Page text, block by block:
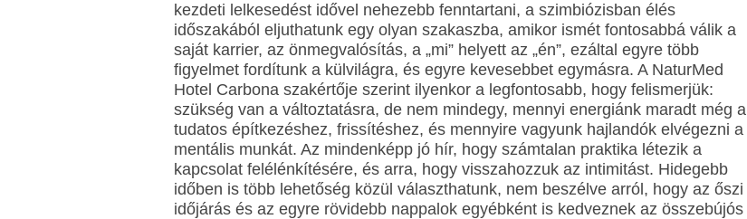
kezdeti lelkesedést idővel nehezebb fenntartani, a szimbiózisban élés
időszakából eljuthatunk egy olyan szakaszba, amikor ismét fontosabbá válik a
saját karrier, az önmegvalósítás, a „mi” helyett az „én”, ezáltal egyre több
figyelmet fordítunk a külvilágra, és egyre kevesebbet egymásra. A NaturMed
Hotel Carbona szakértője szerint ilyenkor a legfontosabb, hogy felismerjük:
szükség van a változtatásra, de nem mindegy, mennyi energiánk maradt még a
tudatos építkezéshez, frissítéshez, és mennyire vagyunk hajlandók elvégezni a
mentális munkát. Az mindenképp jó hír, hogy számtalan praktika létezik a
kapcsolat felélénkítésére, és arra, hogy visszahozzuk az intimitást. Hidegebb
időben is több lehetőség közül választhatunk, nem beszélve arról, hogy az őszi
időjárás és az egyre rövidebb nappalok egyébként is kedveznek az összebújós